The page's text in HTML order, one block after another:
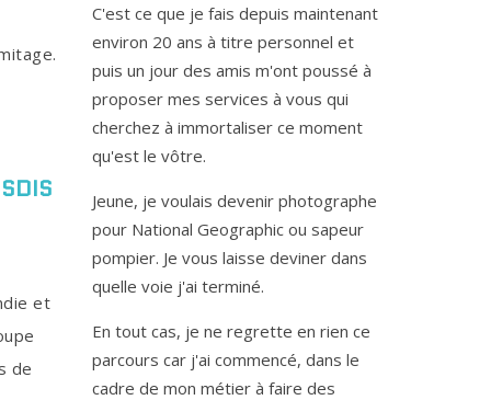
et
de
C'est ce que je fais depuis maintenant
environ 20 ans à titre personnel et
puis un jour des amis m'ont poussé à
proposer mes services à vous qui
cherchez à immortaliser ce moment
qu'est le vôtre.
Jeune, je voulais devenir photographe
pour National Geographic ou sapeur
pompier. Je vous laisse deviner dans
quelle voie j'ai terminé.
En tout cas, je ne regrette en rien ce
parcours car j'ai commencé, dans le
cadre de mon métier à faire des